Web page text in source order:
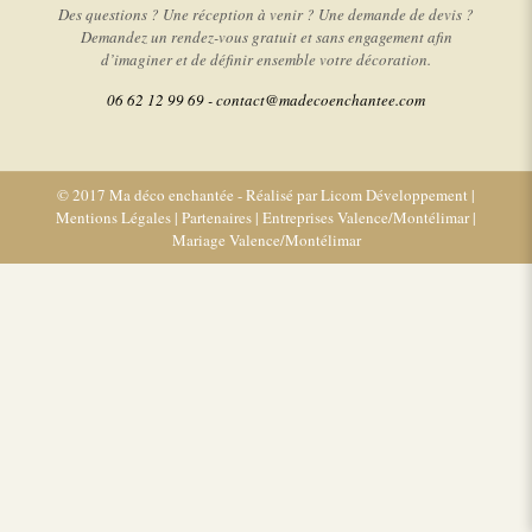
Des questions ? Une réception à venir ? Une demande de devis ?
Demandez un rendez-vous gratuit et sans engagement afin
d’imaginer et de définir ensemble votre décoration.
06 62 12 99 69 -contact@madecoenchantee.com
© 2017 Ma déco enchantée - Réalisé parLicom Développement |
Mentions Légales | Partenaires | Entreprises Valence/Montélimar|
Mariage Valence/Montélimar